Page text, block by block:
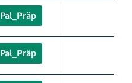
Pal_Präp
Pal_Präp